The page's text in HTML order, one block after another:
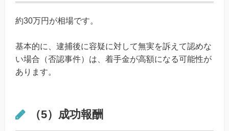
約30万円が相場です。
基本的に、逮捕後に容疑に対して無実を訴えて認めな
い場合（否認事件）は、着手金が高額になる可能性が
あります。
（5）成功報酬